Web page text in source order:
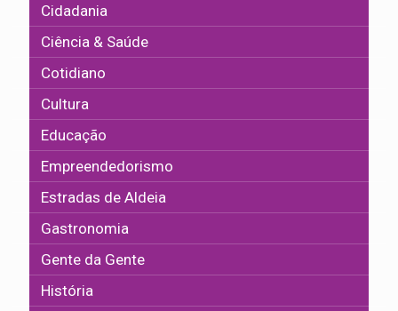
Cidadania
Ciência & Saúde
Cotidiano
Cultura
Educação
Empreendedorismo
Estradas de Aldeia
Gastronomia
Gente da Gente
História